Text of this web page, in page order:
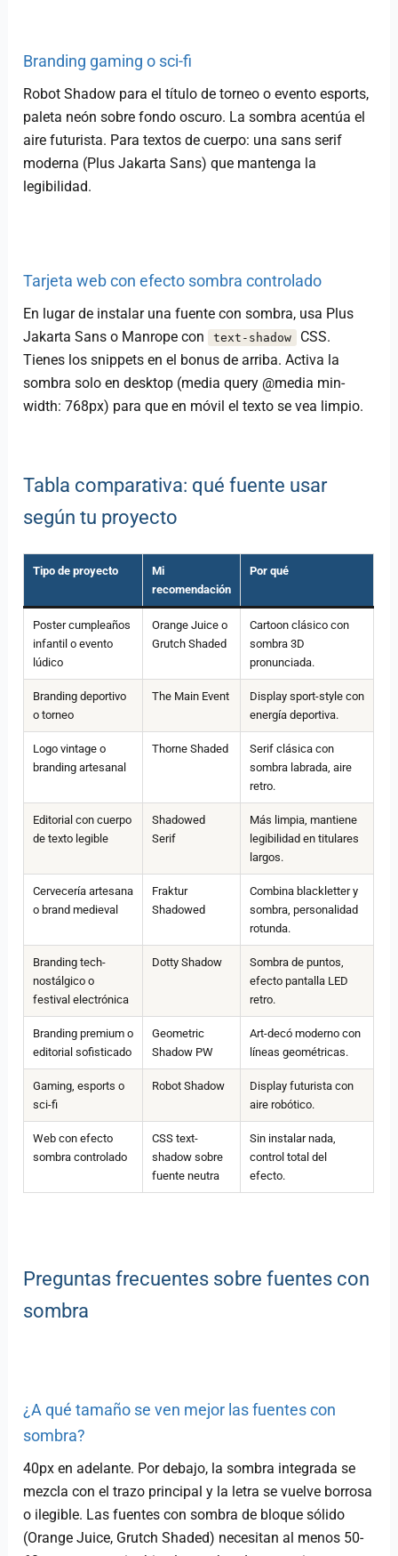
Branding gaming o sci-fi
Robot Shadow para el título de torneo o evento esports,
paleta neón sobre fondo oscuro. La sombra acentúa el
aire futurista. Para textos de cuerpo: una sans serif
moderna (Plus Jakarta Sans) que mantenga la
legibilidad.
Tarjeta web con efecto sombra controlado
En lugar de instalar una fuente con sombra, usa Plus
Jakarta Sans o Manrope con
text-shadow
CSS.
Tienes los snippets en el bonus de arriba. Activa la
sombra solo en desktop (media query @media min-
width: 768px) para que en móvil el texto se vea limpio.
Tabla comparativa: qué fuente usar
según tu proyecto
Tipo de proyecto
Mi
recomendación
Por qué
Poster cumpleaños
infantil o evento
lúdico
Orange Juice o
Grutch Shaded
Cartoon clásico con
sombra 3D
pronunciada.
Branding deportivo
o torneo
The Main Event
Display sport-style con
energía deportiva.
Logo vintage o
branding artesanal
Thorne Shaded
Serif clásica con
sombra labrada, aire
retro.
Editorial con cuerpo
de texto legible
Shadowed
Serif
Más limpia, mantiene
legibilidad en titulares
largos.
Cervecería artesana
o brand medieval
Fraktur
Shadowed
Combina blackletter y
sombra, personalidad
rotunda.
Branding tech-
nostálgico o
festival electrónica
Dotty Shadow
Sombra de puntos,
efecto pantalla LED
retro.
Branding premium o
editorial sofisticado
Geometric
Shadow PW
Art-decó moderno con
líneas geométricas.
Gaming, esports o
sci-fi
Robot Shadow
Display futurista con
aire robótico.
Web con efecto
sombra controlado
CSS text-
shadow sobre
fuente neutra
Sin instalar nada,
control total del
efecto.
Preguntas frecuentes sobre fuentes con
sombra
¿A qué tamaño se ven mejor las fuentes con
sombra?
40px en adelante. Por debajo, la sombra integrada se
mezcla con el trazo principal y la letra se vuelve borrosa
o ilegible. Las fuentes con sombra de bloque sólido
(Orange Juice, Grutch Shaded) necesitan al menos 50-